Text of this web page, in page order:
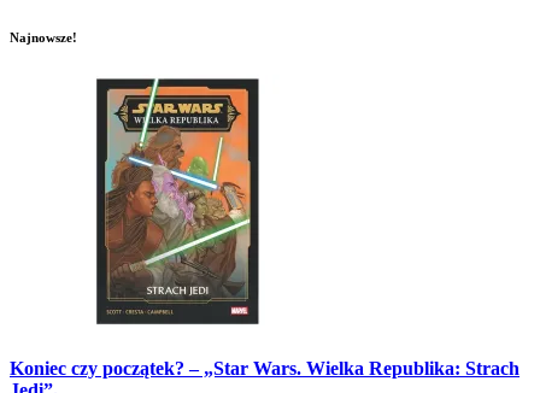
Najnowsze!
Koniec czy początek? – „Star Wars. Wielka Republika: Strach